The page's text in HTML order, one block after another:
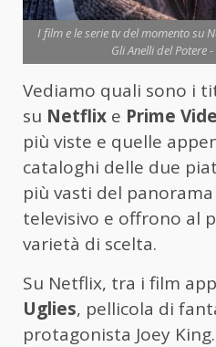
I film e le serie tv del momento su
Gli Anelli del Potere
Vediamo quali sono i
su Netflix e Prime
più viste e quelle
cataloghi delle due
più vasti del
televisivo e offrono al
varietà di scelta.
Su Netflix, tra i film
Uglies, pellicola di
protagonista Joey